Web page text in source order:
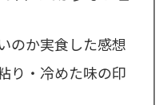
のか実食した感想
り・冷めた味の印